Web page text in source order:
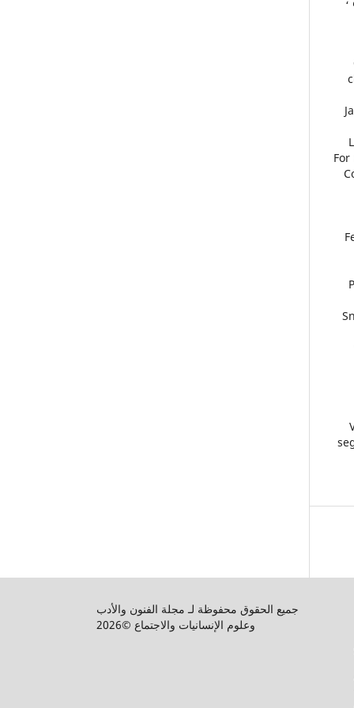
جميع الحقوق محفوظة لـ مجلة الفنون والأدب
وعلوم الإنسانيات والاجتماع ©2026